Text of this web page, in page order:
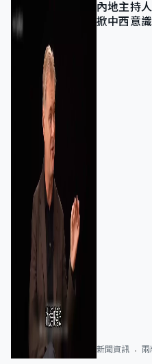
內地主持
掀中西意
新聞資訊 兩